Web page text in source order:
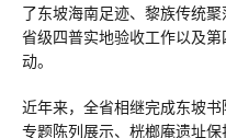
了东坡海南足迹、黎族传统
省级四普实地验收工作以及
动。
近年来，全省相继完成东坡
专题陈列展示、桄榔庵遗址